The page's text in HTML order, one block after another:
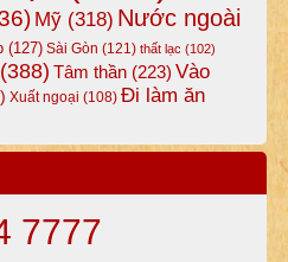
Mỹ(318) Nước ngoài
(127) Sài Gòn (121) thất lạc (102)
Tâm thần(223) Vào
Xuất ngoại (108) Đi làm ăn
7777